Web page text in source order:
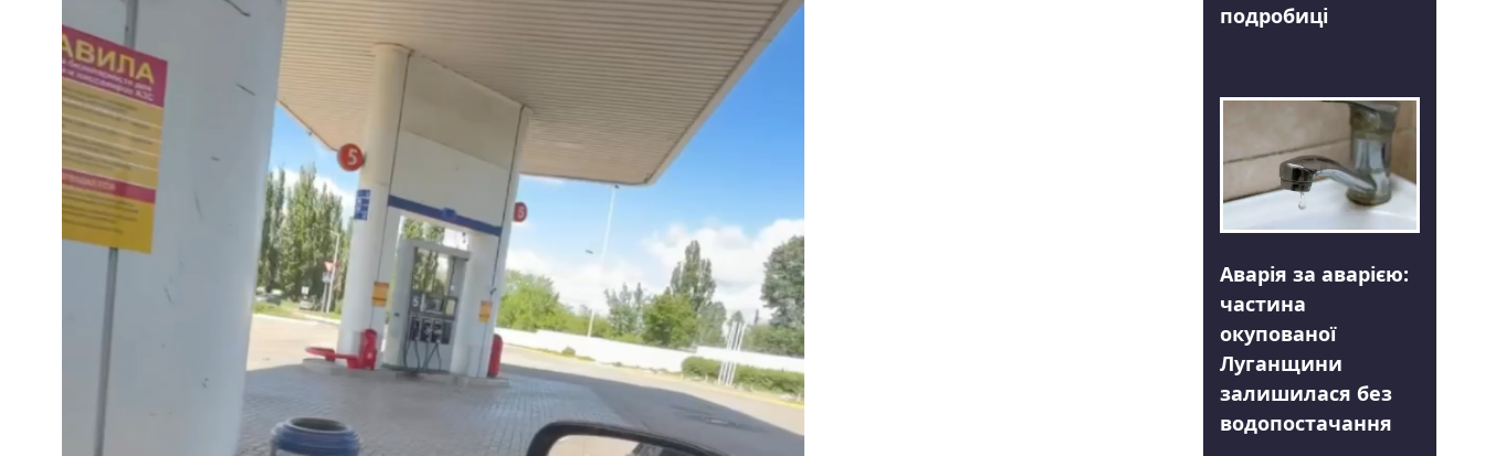
подробиці
Аварія за аварією:
частина
окупованої
Луганщини
залишилася без
водопостачання